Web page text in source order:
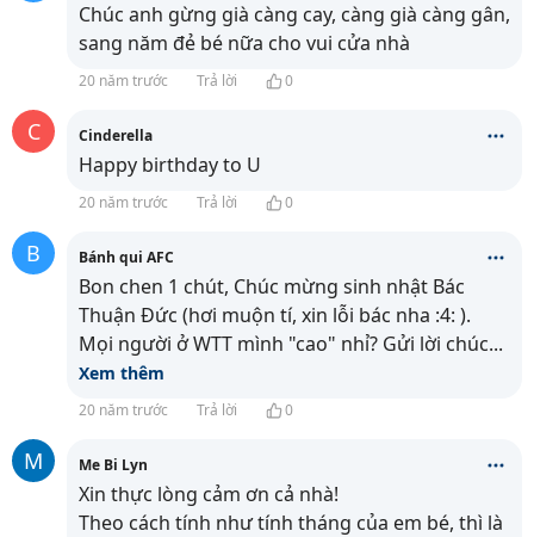
Chúc anh gừng già càng cay, càng già càng gân,
sang năm đẻ bé nữa cho vui cửa nhà
20 năm trước Trả lời 0
C Cinderella
Happy birthday to U
20 năm trước Trả lời 0
B Bánh qui AFC
Bon chen 1 chút, Chúc mừng sinh nhật Bác
Thuận Đức (hơi muộn tí, xin lỗi bác nha :4: ).
Mọi người ở WTT mình "cao" nhỉ? Gửi lời chúc...
Xem thêm
20 năm trước Trả lời 0
M Me Bi Lyn
Xin thực lòng cảm ơn cả nhà!
Theo cách tính như tính tháng của em bé, thì là